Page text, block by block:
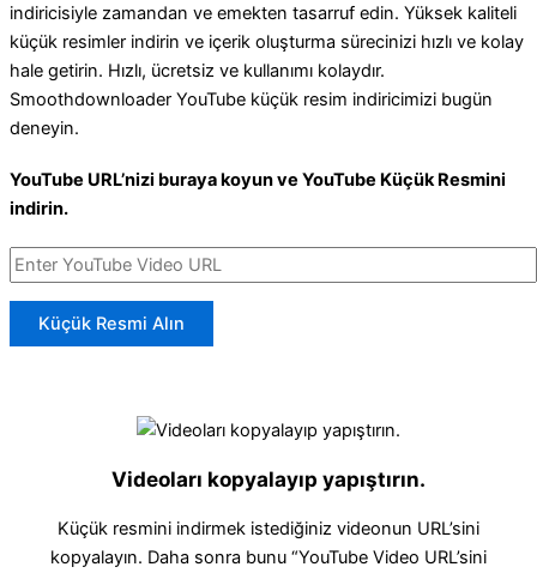
indiricisiyle zamandan ve emekten tasarruf edin. Yüksek kaliteli
küçük resimler indirin ve içerik oluşturma sürecinizi hızlı ve kolay
hale getirin. Hızlı, ücretsiz ve kullanımı kolaydır.
Smoothdownloader YouTube küçük resim indiricimizi bugün
deneyin.
YouTube URL’nizi buraya koyun ve YouTube Küçük Resmini
indirin.
Küçük Resmi Alın
Videoları kopyalayıp yapıştırın.
Küçük resmini indirmek istediğiniz videonun URL’sini
kopyalayın. Daha sonra bunu “YouTube Video URL’sini